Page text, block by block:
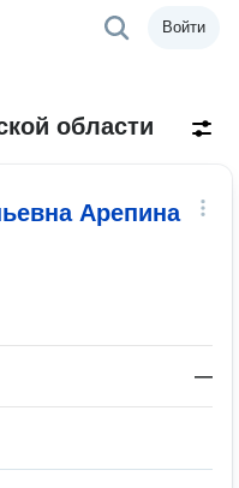
Войти
области
Арепина
—